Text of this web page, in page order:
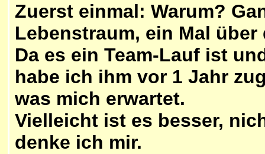
Zuerst einmal: Warum?
Lebenstraum, ein Mal
Da es ein Team-Lauf ist
habe ich ihm vor 1 Jahr
was mich erwartet.
Vielleicht ist es besser,
denke ich mir.